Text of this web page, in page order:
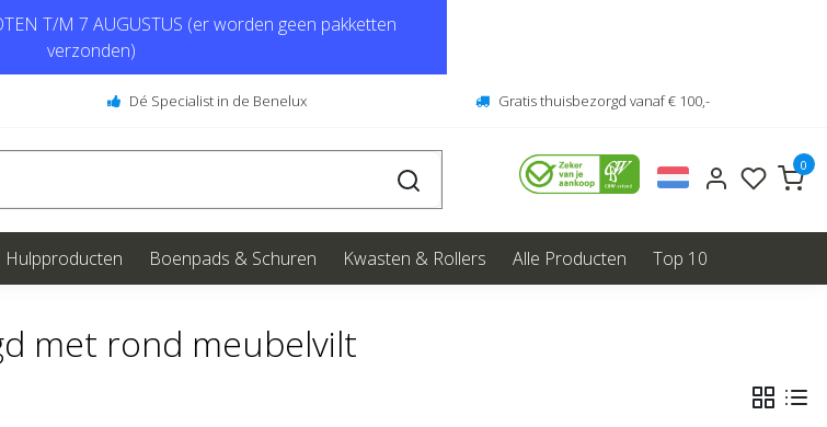
T/M 7 AUGUSTUS (er worden geen pakketten
verzonden)
Dé Specialist in de Benelux Gratis thuisbezorgd vanaf € 100,-
0
Hulpproducten Boenpads & Schuren Kwasten & Rollers Alle Producten Top 10
met rond meubelvilt